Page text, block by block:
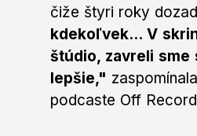
čiže štyri roky
kdekoľvek... V
štúdio, zavreli sme
lepšie,"
podcaste Off